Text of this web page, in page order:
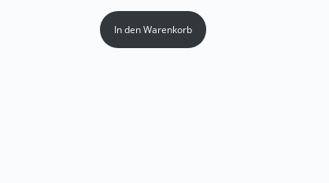
In den Warenkorb